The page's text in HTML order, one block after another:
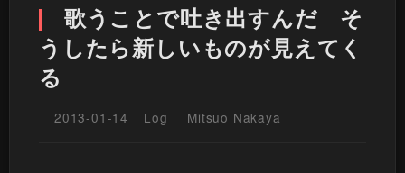
歌うことで吐き出すんだ そ
うしたら新しいものが見えてく
る
2013-01-14 Log Mitsuo Nakaya